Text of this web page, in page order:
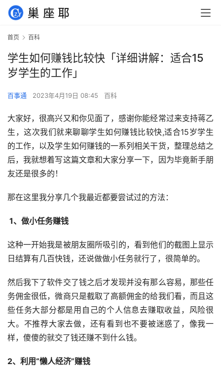
首页 百科
学生如何赚钱比较快「详细讲解：适合15
岁学生的工作」
百事通 2023年4月19日 08:45 百科
大家好，很高兴又和你见面了，感谢你能经常过来支持蒋乙
生，这次我们就来聊聊学生如何赚钱比较快,适合15岁学生
的工作，以及学生如何赚钱的一系列相关干货，整理总结之
后，我就想着写这篇文章和大家分享一下，因为毕竟新手朋
友还是很多的！
那在这里我分享几个我最近都要尝试过的方法：
1、做小任务赚钱
这种一开始我是被朋友圈所吸引的，看到他们的截图上显示
日结算有几百快钱，还说做做小任务就行了，很简单的。
然后我下了软件交了钱之后才发现并没有那么容易，那些任
务佣金很低，微商只是截取了高额佣金的给我们看，而且这
些任务大部分都是用自己的个人信息去赚取收益，风险很
大。不推荐大家去做，还有看到也不要被迷惑了，像我一
样，傻傻的就交了钱还赚不到什么钱。
2、利用“懒人经济”赚钱